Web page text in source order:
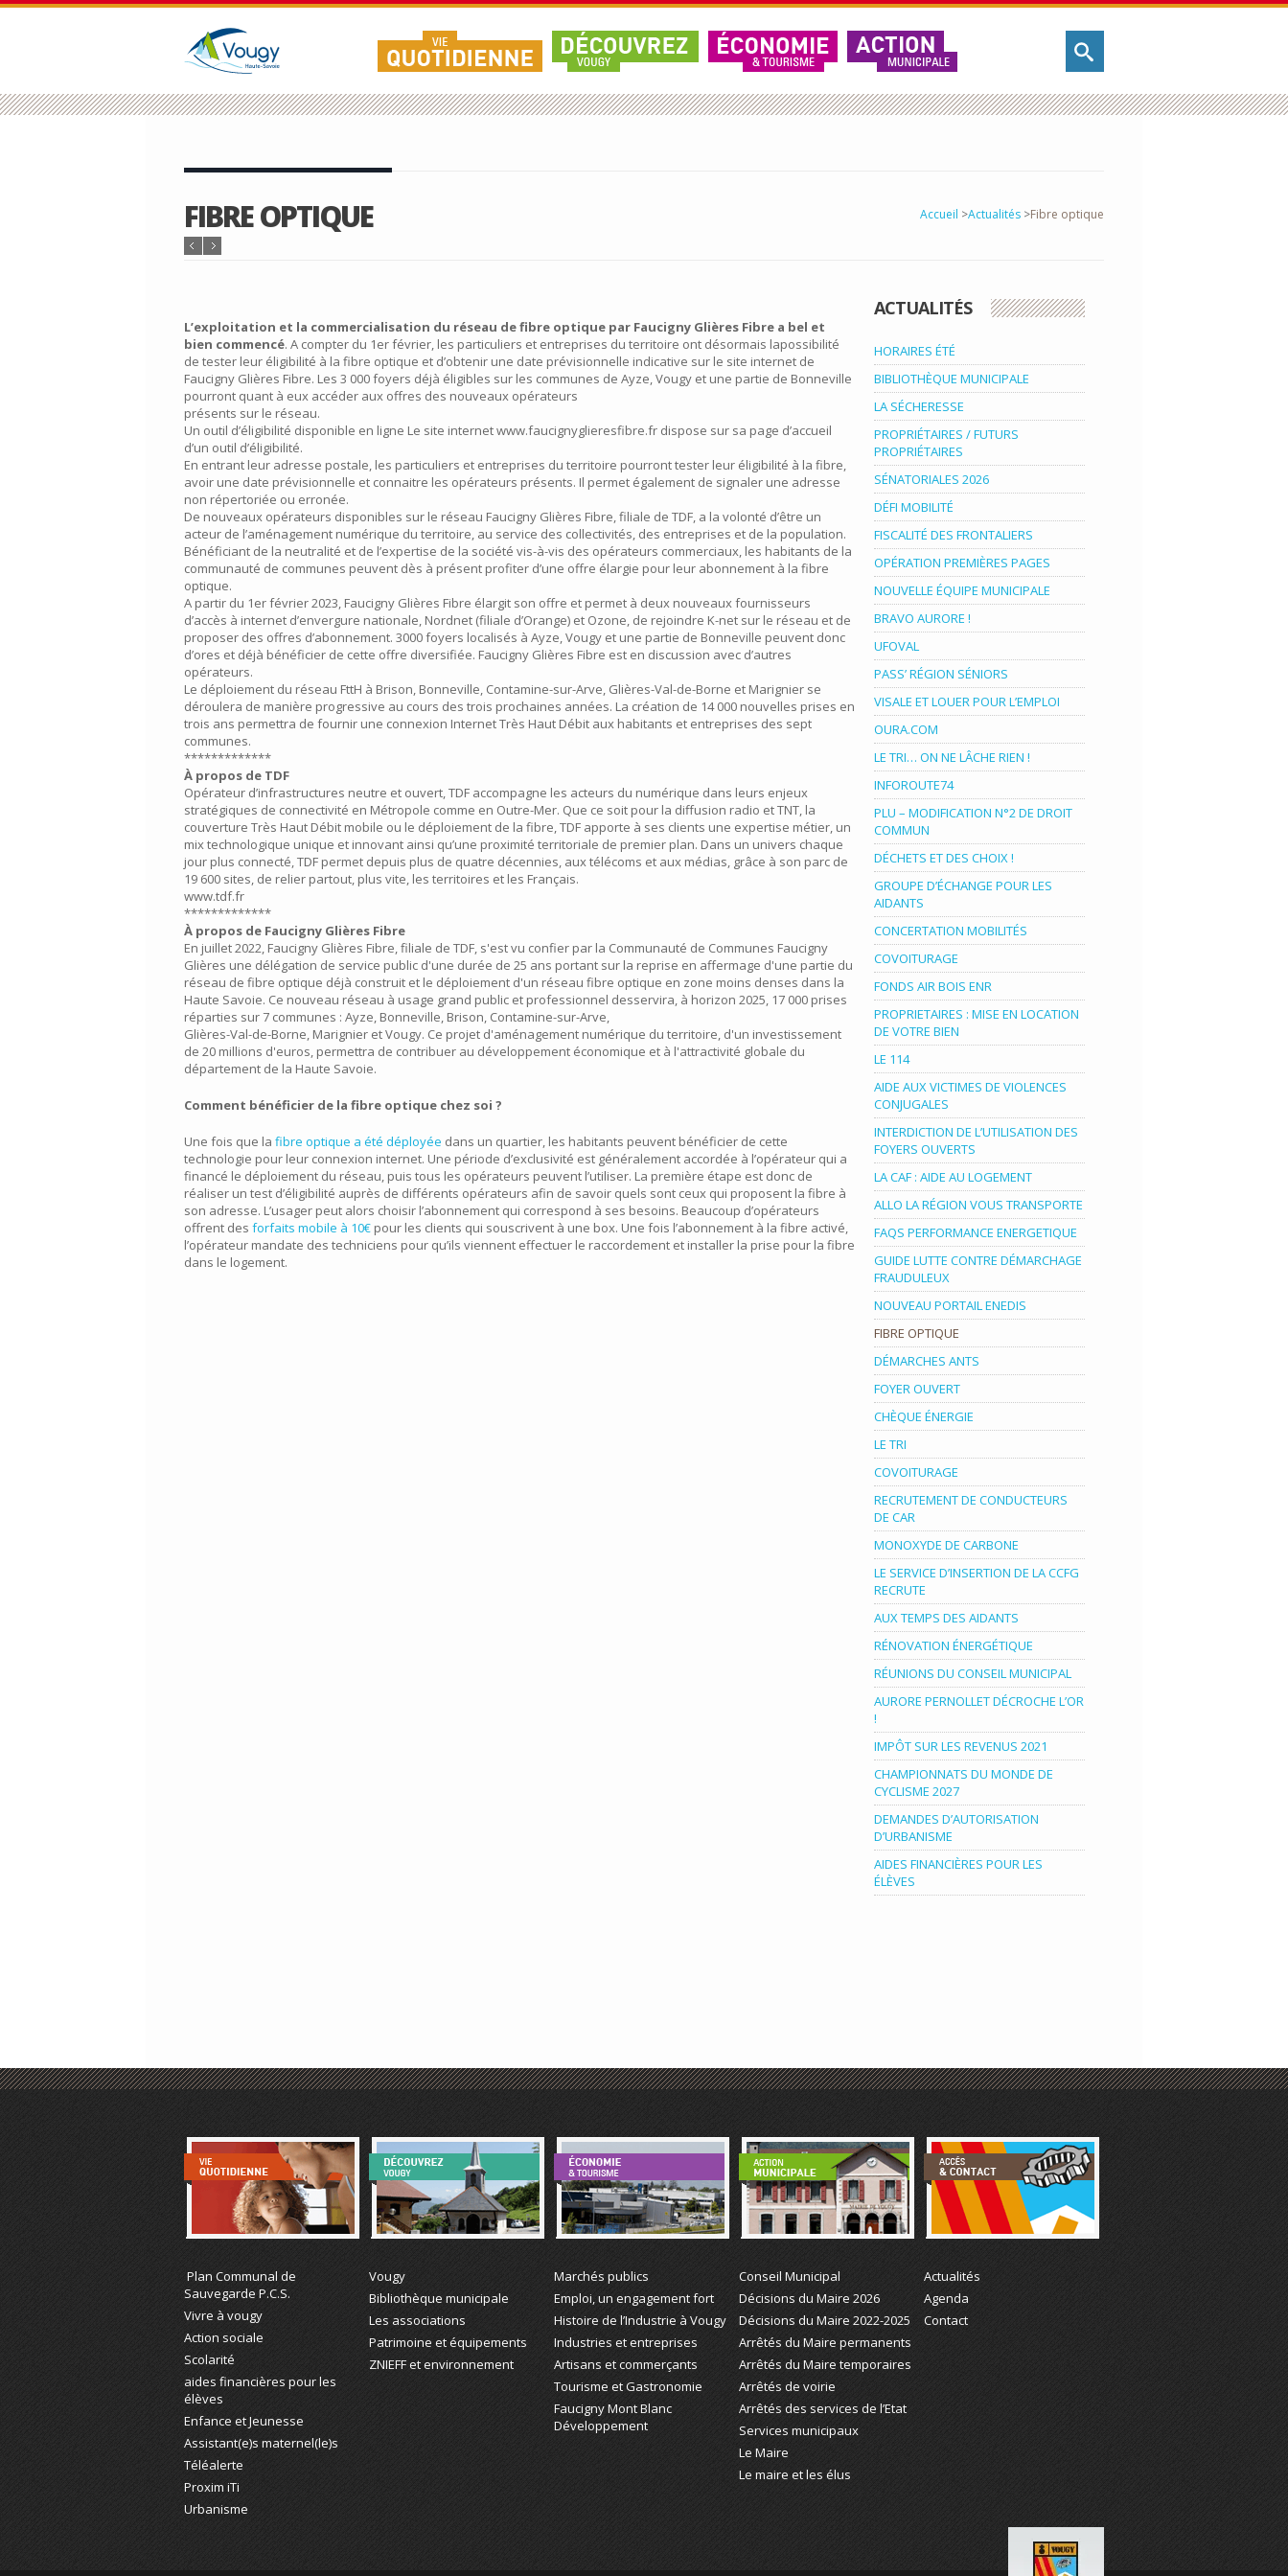
Accueil >Actualités >Fibre optique
FIBRE OPTIQUE
L’exploitation et la commercialisation du réseau de fibre optique par Faucigny Glières Fibre a bel et
bien commencé. A compter du 1er février, les particuliers et entreprises du territoire ont désormais lapossibilité
de tester leur éligibilité à la fibre optique et d’obtenir une date prévisionnelle indicative sur le site internet de
Faucigny Glières Fibre. Les 3 000 foyers déjà éligibles sur les communes de Ayze, Vougy et une partie de Bonneville
pourront quant à eux accéder aux offres des nouveaux opérateurs
présents sur le réseau.
Un outil d’éligibilité disponible en ligne Le site internet www.faucignyglieresfibre.fr dispose sur sa page d’accueil
d’un outil d’éligibilité.
En entrant leur adresse postale, les particuliers et entreprises du territoire pourront tester leur éligibilité à la fibre,
avoir une date prévisionnelle et connaitre les opérateurs présents. Il permet également de signaler une adresse
non répertoriée ou erronée.
De nouveaux opérateurs disponibles sur le réseau Faucigny Glières Fibre, filiale de TDF, a la volonté d’être un
acteur de l’aménagement numérique du territoire, au service des collectivités, des entreprises et de la population.
Bénéficiant de la neutralité et de l’expertise de la société vis-à-vis des opérateurs commerciaux, les habitants de la
communauté de communes peuvent dès à présent profiter d’une offre élargie pour leur abonnement à la fibre
optique.
A partir du 1er février 2023, Faucigny Glières Fibre élargit son offre et permet à deux nouveaux fournisseurs
d’accès à internet d’envergure nationale, Nordnet (filiale d’Orange) et Ozone, de rejoindre K-net sur le réseau et de
proposer des offres d’abonnement. 3000 foyers localisés à Ayze, Vougy et une partie de Bonneville peuvent donc
d’ores et déjà bénéficier de cette offre diversifiée. Faucigny Glières Fibre est en discussion avec d’autres
opérateurs.
Le déploiement du réseau FttH à Brison, Bonneville, Contamine-sur-Arve, Glières-Val-de-Borne et Marignier se
déroulera de manière progressive au cours des trois prochaines années. La création de 14 000 nouvelles prises en
trois ans permettra de fournir une connexion Internet Très Haut Débit aux habitants et entreprises des sept
communes.
*************
À propos de TDF
Opérateur d’infrastructures neutre et ouvert, TDF accompagne les acteurs du numérique dans leurs enjeux
stratégiques de connectivité en Métropole comme en Outre-Mer. Que ce soit pour la diffusion radio et TNT, la
couverture Très Haut Débit mobile ou le déploiement de la fibre, TDF apporte à ses clients une expertise métier, un
mix technologique unique et innovant ainsi qu’une proximité territoriale de premier plan. Dans un univers chaque
jour plus connecté, TDF permet depuis plus de quatre décennies, aux télécoms et aux médias, grâce à son parc de
19 600 sites, de relier partout, plus vite, les territoires et les Français.
www.tdf.fr
*************
À propos de Faucigny Glières Fibre
En juillet 2022, Faucigny Glières Fibre, filiale de TDF, s'est vu confier par la Communauté de Communes Faucigny
Glières une délégation de service public d'une durée de 25 ans portant sur la reprise en affermage d'une partie du
réseau de fibre optique déjà construit et le déploiement d'un réseau fibre optique en zone moins denses dans la
Haute Savoie. Ce nouveau réseau à usage grand public et professionnel desservira, à horizon 2025, 17 000 prises
réparties sur 7 communes : Ayze, Bonneville, Brison, Contamine-sur-Arve,
Glières-Val-de-Borne, Marignier et Vougy. Ce projet d'aménagement numérique du territoire, d'un investissement
de 20 millions d'euros, permettra de contribuer au développement économique et à l'attractivité globale du
département de la Haute Savoie.
Comment bénéficier de la fibre optique chez soi ?
Une fois que la fibre optique a été déployée dans un quartier, les habitants peuvent bénéficier de cette
technologie pour leur connexion internet. Une période d’exclusivité est généralement accordée à l’opérateur qui a
financé le déploiement du réseau, puis tous les opérateurs peuvent l’utiliser. La première étape est donc de
réaliser un test d’éligibilité auprès de différents opérateurs afin de savoir quels sont ceux qui proposent la fibre à
son adresse. L’usager peut alors choisir l’abonnement qui correspond à ses besoins. Beaucoup d’opérateurs
offrent des forfaits mobile à 10€ pour les clients qui souscrivent à une box. Une fois l’abonnement à la fibre activé,
l’opérateur mandate des techniciens pour qu’ils viennent effectuer le raccordement et installer la prise pour la fibre
dans le logement.
ACTUALITÉS
HORAIRES ÉTÉ
BIBLIOTHÈQUE MUNICIPALE
LA SÉCHERESSE
PROPRIÉTAIRES / FUTURS
PROPRIÉTAIRES
SÉNATORIALES 2026
DÉFI MOBILITÉ
FISCALITÉ DES FRONTALIERS
OPÉRATION PREMIÈRES PAGES
NOUVELLE ÉQUIPE MUNICIPALE
BRAVO AURORE !
UFOVAL
PASS’ RÉGION SÉNIORS
VISALE ET LOUER POUR L’EMPLOI
OURA.COM
LE TRI… ON NE LÂCHE RIEN !
INFOROUTE74
PLU – MODIFICATION N°2 DE DROIT
COMMUN
DÉCHETS ET DES CHOIX !
GROUPE D’ÉCHANGE POUR LES
AIDANTS
CONCERTATION MOBILITÉS
COVOITURAGE
FONDS AIR BOIS ENR
PROPRIETAIRES : MISE EN LOCATION
DE VOTRE BIEN
LE 114
AIDE AUX VICTIMES DE VIOLENCES
CONJUGALES
INTERDICTION DE L’UTILISATION DES
FOYERS OUVERTS
LA CAF : AIDE AU LOGEMENT
ALLO LA RÉGION VOUS TRANSPORTE
FAQS PERFORMANCE ENERGETIQUE
GUIDE LUTTE CONTRE DÉMARCHAGE
FRAUDULEUX
NOUVEAU PORTAIL ENEDIS
FIBRE OPTIQUE
DÉMARCHES ANTS
FOYER OUVERT
CHÈQUE ÉNERGIE
LE TRI
COVOITURAGE
RECRUTEMENT DE CONDUCTEURS
DE CAR
MONOXYDE DE CARBONE
LE SERVICE D’INSERTION DE LA CCFG
RECRUTE
AUX TEMPS DES AIDANTS
RÉNOVATION ÉNERGÉTIQUE
RÉUNIONS DU CONSEIL MUNICIPAL
AURORE PERNOLLET DÉCROCHE L’OR
!
IMPÔT SUR LES REVENUS 2021
CHAMPIONNATS DU MONDE DE
CYCLISME 2027
DEMANDES D’AUTORISATION
D’URBANISME
AIDES FINANCIÈRES POUR LES
ÉLÈVES
Plan Communal de
Sauvegarde P.C.S.
Vivre à vougy
Action sociale
Scolarité
aides financières pour les
élèves
Enfance et Jeunesse
Assistant(e)s maternel(le)s
Téléalerte
Proxim iTi
Urbanisme
Vougy
Bibliothèque municipale
Les associations
Patrimoine et équipements
ZNIEFF et environnement
Marchés publics
Emploi, un engagement fort
Histoire de l’Industrie à Vougy
Industries et entreprises
Artisans et commerçants
Tourisme et Gastronomie
Faucigny Mont Blanc
Développement
Conseil Municipal
Décisions du Maire 2026
Décisions du Maire 2022-2025
Arrêtés du Maire permanents
Arrêtés du Maire temporaires
Arrêtés de voirie
Arrêtés des services de l’Etat
Services municipaux
Le Maire
Le maire et les élus
Actualités
Agenda
Contact